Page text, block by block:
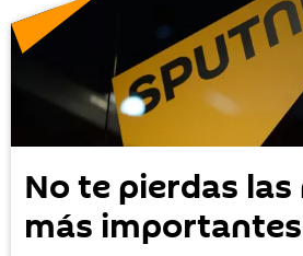
No te pierdas
más importantes